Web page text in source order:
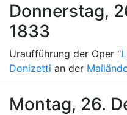
Donnerstag,
1833
Uraufführung der Oper "
Donizetti an der
Montag, 26.